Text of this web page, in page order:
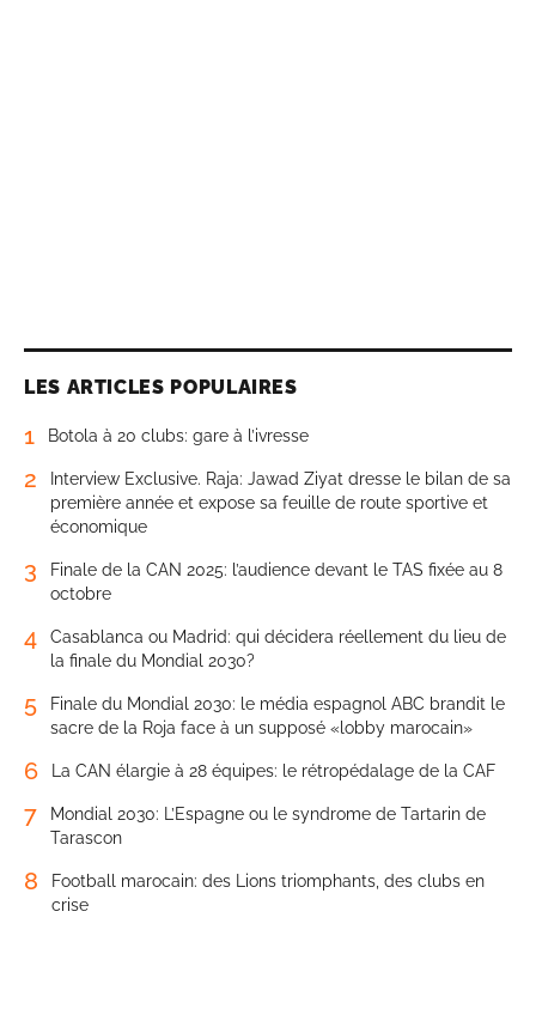
LES ARTICLES POPULAIRES
1 Botola à 20 clubs: gare à l’ivresse
2
Interview Exclusive. Raja: Jawad Ziyat dresse le bilan de sa
première année et expose sa feuille de route sportive et
économique
3
Finale de la CAN 2025: l’audience devant le TAS fixée au 8
octobre
4
Casablanca ou Madrid: qui décidera réellement du lieu de
la finale du Mondial 2030?
5
Finale du Mondial 2030: le média espagnol ABC brandit le
sacre de la Roja face à un supposé «lobby marocain»
6 La CAN élargie à 28 équipes: le rétropédalage de la CAF
7
Mondial 2030: L’Espagne ou le syndrome de Tartarin de
Tarascon
8
Football marocain: des Lions triomphants, des clubs en
crise